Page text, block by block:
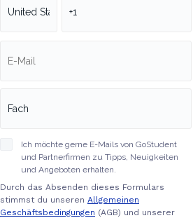
Ich möchte gerne E-Mails von GoStudent
und Partnerfirmen zu Tipps, Neuigkeiten
und Angeboten erhalten.
Durch das Absenden dieses Formulars
stimmst du unseren Allgemeinen
Geschäftsbedingungen (AGB) und unserer